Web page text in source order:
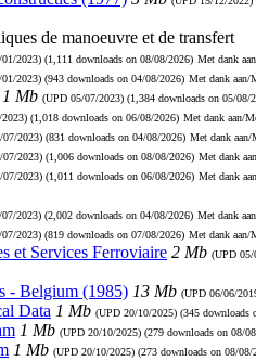
de manoeuvre et de transfert
01/2023) (1,111 downloads on 08/08/2026) Met dank
01/2023) (943 downloads on 04/08/2026) Met dank aan/
1 Mb (UPD 05/07/2023) (1,384 downloads on 05/08/
) (1,018 downloads on 06/08/2026) Met dank aan/
07/2023) (831 downloads on 04/08/2026) Met dank aan/
07/2023) (1,006 downloads on 08/08/2026) Met dank
07/2023) (1,011 downloads on 06/08/2026) Met dank
07/2023) (2,002 downloads on 04/08/2026) Met dank
07/2023) (819 downloads on 07/08/2026) Met dank aan/
et Services Ferroviaire 2 Mb (UPD 05/
- Belgium (1985) 13 Mb (UPD 06/06/
Data 1 Mb (UPD 20/10/2025) (345 downloads
1 Mb (UPD 20/10/2025) (279 downloads on 08/
1 Mb (UPD 20/10/2025) (273 downloads on 08/08/